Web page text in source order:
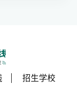
招生学校